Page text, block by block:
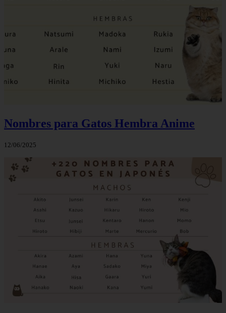
Nombres para Gatos Hembra Anime
12/06/2025